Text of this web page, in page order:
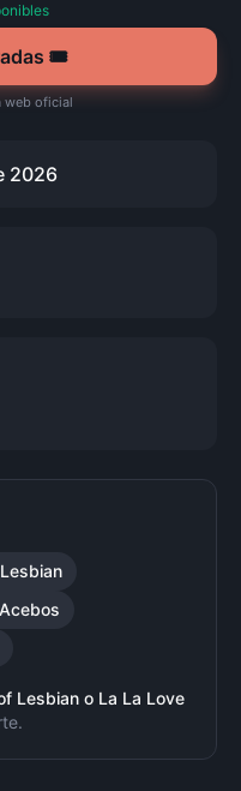
🎟️
web oficial
2026
Lesbian o La La Love